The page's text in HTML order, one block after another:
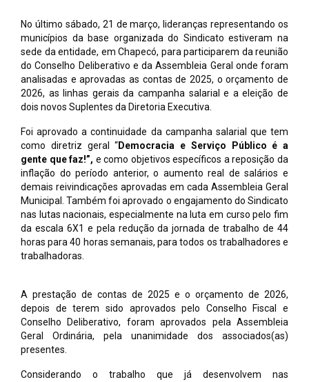
No último sábado, 21 de março, lideranças representando os
municípios da base organizada do Sindicato estiveram na
sede da entidade, em Chapecó, para participarem da reunião
do Conselho Deliberativo e da Assembleia Geral onde foram
analisadas e aprovadas as contas de 2025, o orçamento de
2026, as linhas gerais da campanha salarial e a eleição de
dois novos Suplentes da Diretoria Executiva.
Foi aprovado a continuidade da campanha salarial que tem
como diretriz geral “Democracia e Serviço Público é a
gente que faz!”, e como objetivos específicos a reposição da
inflação do período anterior, o aumento real de salários e
demais reivindicações aprovadas em cada Assembleia Geral
Municipal. Também foi aprovado o engajamento do Sindicato
nas lutas nacionais, especialmente na luta em curso pelo fim
da escala 6X1 e pela redução da jornada de trabalho de 44
horas para 40 horas semanais, para todos os trabalhadores e
trabalhadoras.
A prestação de contas de 2025 e o orçamento de 2026,
depois de terem sido aprovados pelo Conselho Fiscal e
Conselho Deliberativo, foram aprovados pela Assembleia
Geral Ordinária, pela unanimidade dos associados(as)
presentes.
Considerando o trabalho que já desenvolvem nas